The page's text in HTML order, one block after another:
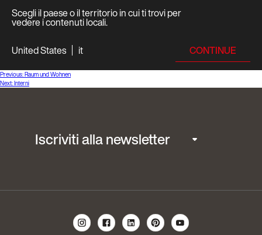
Scegli il paese o il territorio in cui ti trovi per
vedere i contenuti locali.
United States
it CONTINUE
Navigazione
articoli
Previous:Raum und Wohnen
Next:Interni
Iscriviti alla newsletter